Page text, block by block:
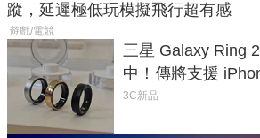
蹤，延遲極低玩模擬飛行超有感
遊戲/電競
三星 Galaxy Ring
中！傳將支援
與智慧家電連動功能
3C新品